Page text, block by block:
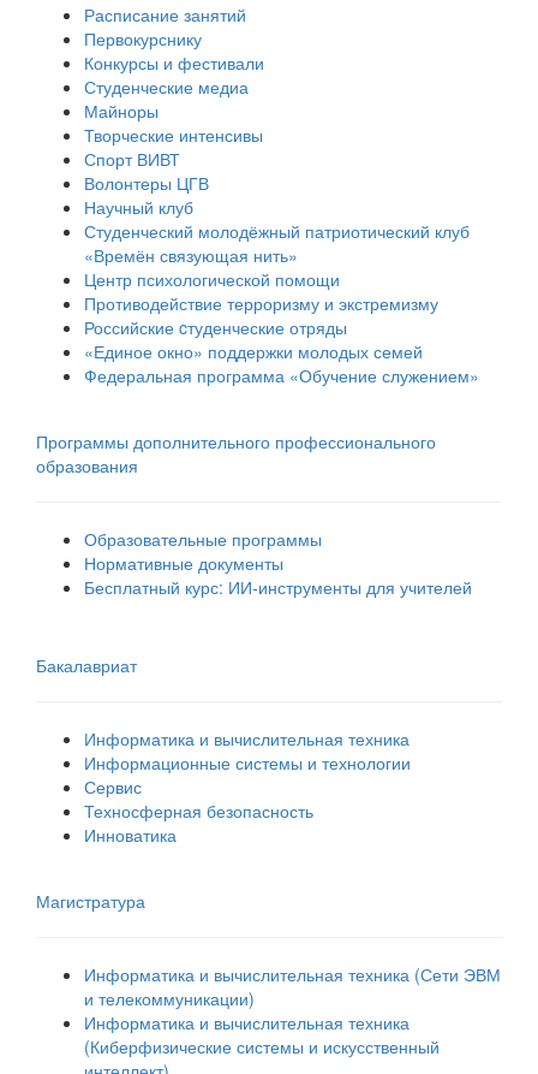
Расписание занятий
Первокурснику
Конкурсы и фестивали
Студенческие медиа
Майноры
Творческие интенсивы
Спорт ВИВТ
Волонтеры ЦГВ
Научный клуб
Студенческий молодёжный патриотический клуб
«Времён связующая нить»
Центр психологической помощи
Противодействие терроризму и экстремизму
Российские cтуденческие отряды
«Единое окно» поддержки молодых семей
Федеральная программа «Обучение служением»
Программы дополнительного профессионального
образования
Образовательные программы
Нормативные документы
Бесплатный курс: ИИ‑инструменты для учителей
Бакалавриат
Информатика и вычислительная техника
Информационные системы и технологии
Сервис
Техносферная безопасность
Инноватика
Магистратура
Информатика и вычислительная техника (Сети ЭВМ
и телекоммуникации)
Информатика и вычислительная техника
(Киберфизические системы и искусственный